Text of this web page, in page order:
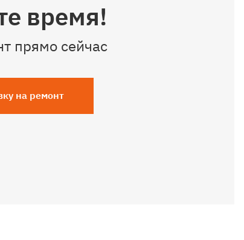
время!
прямо сейчас
на ремонт